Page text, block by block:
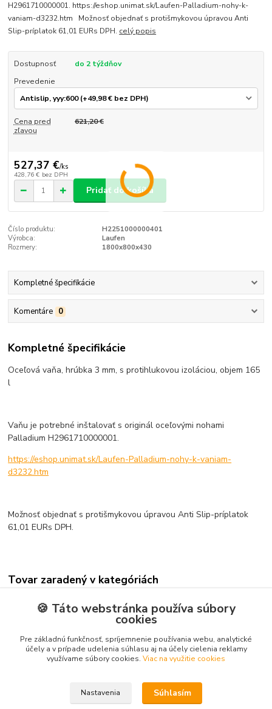
H2961710000001. https://eshop.unimat.sk/Laufen-Palladium-nohy-k-
vaniam-d3232.htm Možnosť objednať s protišmykovou úpravou Anti
Slip-príplatok 61,01 EURs DPH. celý popis
Dostupnosť
do 2 týždňov
Prevedenie
Cena pred
zľavou
621,20 €
527,37 €/ks
428,76 € bez DPH
Pridať do košíka
Číslo produktu:
H2251000000401
Výrobca:
Laufen
Rozmery:
1800x800x430
Kompletné špecifikácie
Komentáre 0
Kompletné špecifikácie
Oceľová vaňa, hrúbka 3 mm, s protihlukovou izoláciou, objem 165
l
Vaňu je potrebné inštalovať s originál oceľovými nohami
Palladium H2961710000001.
https://eshop.unimat.sk/Laufen-Palladium-nohy-k-vaniam-
d3232.htm
Možnosť objednať s protišmykovou úpravou Anti Slip-príplatok
61,01 EURs DPH.
Tovar zaradený v kategóriách
Rovné
Smaltované oceľové
Smaltované oceľové
🍪 Táto webstránka používa súbory
cookies
Pre základnú funkčnosť, spríjemnenie používania webu, analytické
účely a v prípade udelenia súhlasu aj na účely cielenia reklamy
využívame súbory cookies. Viac na využitie cookies
Nastavenia Súhlasím